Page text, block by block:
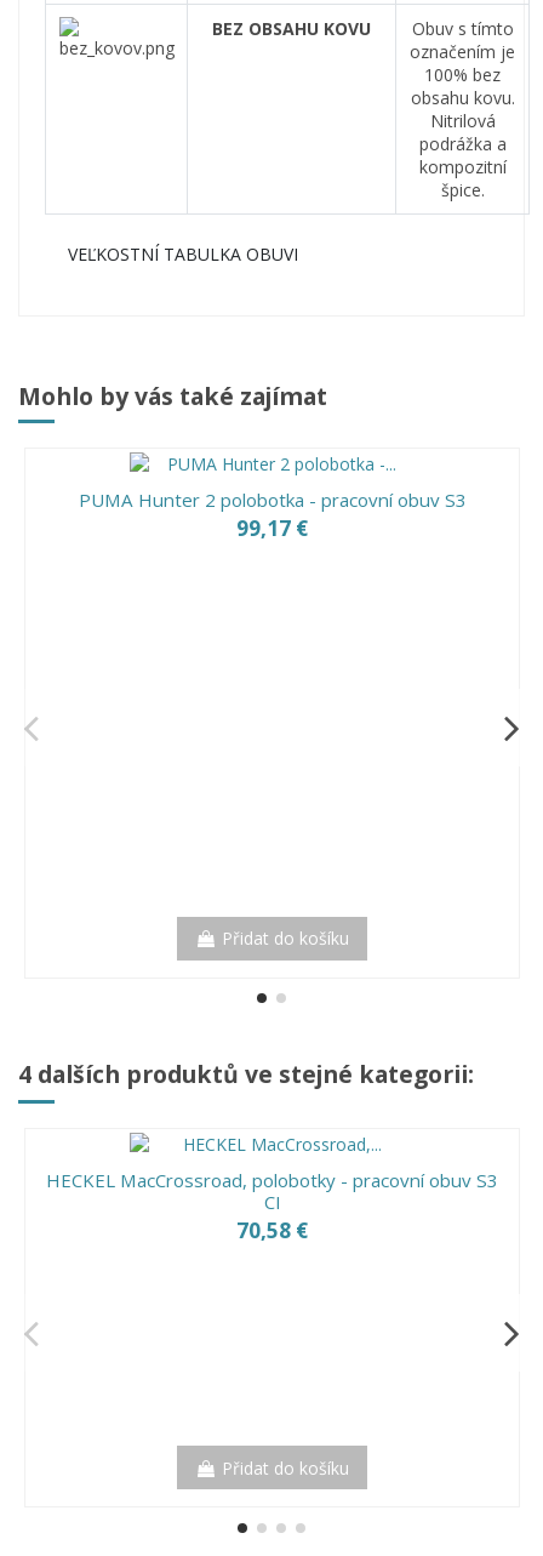
BEZ OBSAHU KOVU Obuv s tímto
označením je
100% bez
obsahu kovu.
Nitrilová
podrážka a
kompozitní
špice.
VEĽKOSTNÍ TABULKA OBUVI
Mohlo by vás také zajímat
PUMA Hunter 2 polobotka - pracovní obuv S3
99,17 €
Přidat do košíku
4 dalších produktů ve stejné kategorii:
HECKEL MacCrossroad, polobotky - pracovní obuv S3
CI
70,58 €
Přidat do košíku